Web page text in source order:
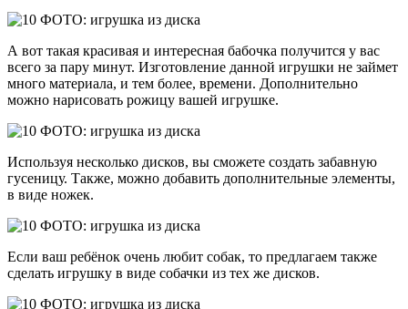
А вот такая красивая и интересная бабочка получится у вас
всего за пару минут. Изготовление данной игрушки не займет
много материала, и тем более, времени. Дополнительно
можно нарисовать рожицу вашей игрушке.
Используя несколько дисков, вы сможете создать забавную
гусеницу. Также, можно добавить дополнительные элементы,
в виде ножек.
Если ваш ребёнок очень любит собак, то предлагаем также
сделать игрушку в виде собачки из тех же дисков.